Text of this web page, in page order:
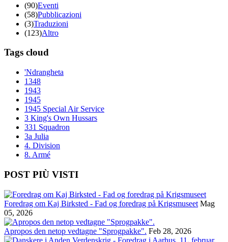
(90)Eventi
(58)Pubblicazioni
(3)Traduzioni
(123)Altro
Tags cloud
'Ndrangheta
1348
1943
1945
1945 Special Air Service
3 King's Own Hussars
331 Squadron
3a Julia
4. Division
8. Armé
POST PIÙ VISTI
Foredrag om Kaj Birksted - Fad og foredrag på Krigsmuseet Mag
05, 2026
Apropos den netop vedtagne "Sprogpakke". Feb 28, 2026